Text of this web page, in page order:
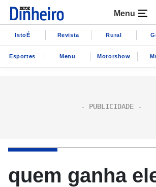
Menu
IstoÉ Revista Rural
Esportes Menu Motorshow
quem ganha